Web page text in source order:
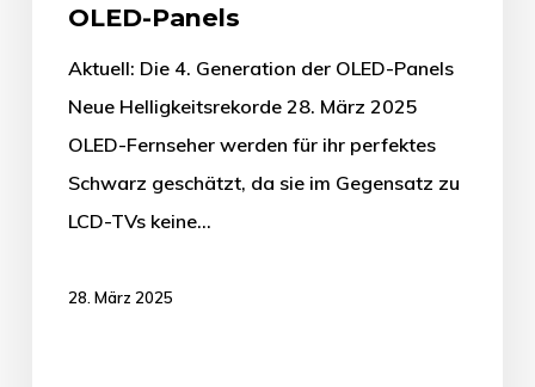
OLED-Panels
Aktuell: Die 4. Generation der OLED-Panels
Neue Helligkeitsrekorde 28. März 2025
OLED-Fernseher werden für ihr perfektes
Schwarz geschätzt, da sie im Gegensatz zu
LCD-TVs keine…
28. März 2025